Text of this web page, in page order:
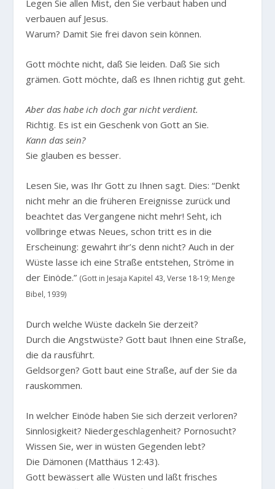
Legen Sie allen Mist, den Sie verbaut haben und
verbauen auf Jesus.
Warum? Damit Sie frei davon sein können.
Gott möchte nicht, daß Sie leiden. Daß Sie sich
grämen. Gott möchte, daß es Ihnen richtig gut geht.
Aber das habe ich doch gar nicht verdient.
Richtig. Es ist ein Geschenk von Gott an Sie.
Kann das sein?
Sie glauben es besser.
Lesen Sie, was Ihr Gott zu Ihnen sagt. Dies:“Denkt
nicht mehr an die früheren Ereignisse zurück und
beachtet das Vergangene nicht mehr! Seht, ich
vollbringe etwas Neues, schon tritt es in die
Erscheinung: gewahrt ihr’s denn nicht? Auch in der
Wüste lasse ich eine Straße entstehen, Ströme in
der Einöde.” (Gott in Jesaja Kapitel 43, Verse 18-19; Menge
Bibel, 1939)
Durch welche Wüste dackeln Sie derzeit?
Durch die Angstwüste? Gott baut Ihnen eine Straße,
die da rausführt.
Geldsorgen? Gott baut eine Straße, auf der Sie da
rauskommen.
In welcher Einöde haben Sie sich derzeit verloren?
Sinnlosigkeit? Niedergeschlagenheit? Pornosucht?
Wissen Sie, wer in wüsten Gegenden lebt?
Die Dämonen (Matthäus 12:43).
Gott bewässert alle Wüsten und läßt frisches